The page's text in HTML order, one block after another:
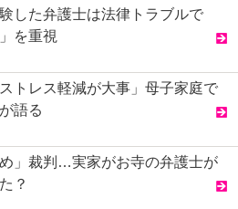
した弁護士は法律トラブルで
を重視
ストレス軽減が大事」母子家庭で
語る
め」裁判…実家がお寺の弁護士が
？